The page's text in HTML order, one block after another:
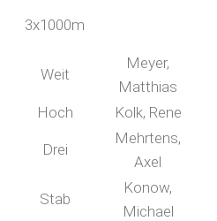
3x1000m
Weit
Meyer,
Matthias
Hoch Kolk, Rene
Drei
Mehrtens,
Axel
Stab
Konow,
Michael